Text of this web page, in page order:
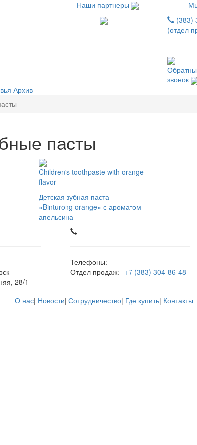
Наши партнеры
(383)
(отдел
звонок
Архив
пасты
Children's toothpaste with orange
flavor
Детская зубная паста
«Binturong orange» с ароматом
апельсина
28/1
Телефоны:
Отдел продаж:
+7 (383) 304-86-48
О нас| Новости| Сотрудничество| Где купить| Контакты